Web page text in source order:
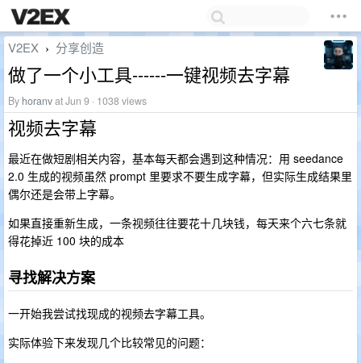
V2EX › 分享创造
做了一个小工具------一键视频去字幕
By horanvat Jun 9 · 1038 views
视频去字幕
最近在做短剧相关内容，基本每天都会遇到这种情况：用 seedance
2.0 生成的视频虽然 prompt 里要求不要生成字幕，但实际生成结果里
偶尔还是会带上字幕。
如果直接重新生成，一条视频往往要花十几块钱，每天来个六七条就
得花掉近 100 块的成本
寻找解决方案
一开始我尝试找现成的视频去字幕工具。
实际体验下来发现几个比较常见的问题：